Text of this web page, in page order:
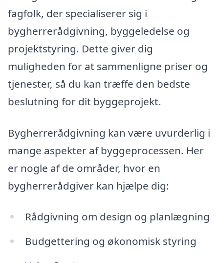
fagfolk, der specialiserer sig i
bygherrerådgivning, byggeledelse og
projektstyring. Dette giver dig
muligheden for at sammenligne priser og
tjenester, så du kan træffe den bedste
beslutning for dit byggeprojekt.
Bygherrerådgivning kan være uvurderlig i
mange aspekter af byggeprocessen. Her
er nogle af de områder, hvor en
bygherrerådgiver kan hjælpe dig:
Rådgivning om design og planlægning
Budgettering og økonomisk styring